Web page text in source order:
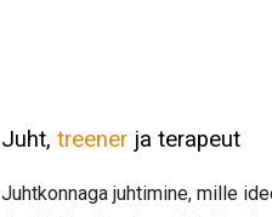
Juht, treener ja terapeut
Juhtkonnaga juhtimine, mille